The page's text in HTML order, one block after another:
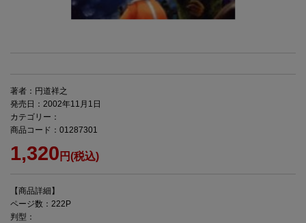
著者：円道祥之
発売日：2002年11月1日
カテゴリー：
商品コード：01287301
1,320 円(税込)
【商品詳細】
ページ数：222P
判型：